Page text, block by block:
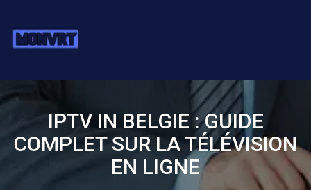
content
IPTV IN BELGIE : GUIDE
COMPLET SUR LA TÉLÉVISION
EN LIGNE